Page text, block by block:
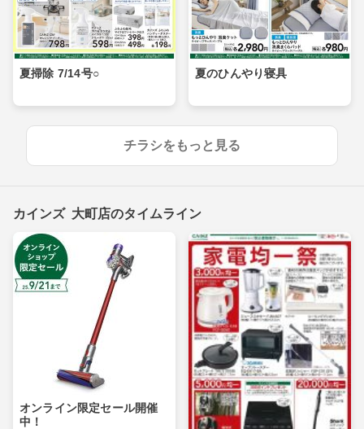
夏掃除 7/14号○ 夏のひんやり寝具
チラシをもっと見る
カインズ 大町店のタイムライン
オンライン限定セール開催
中！